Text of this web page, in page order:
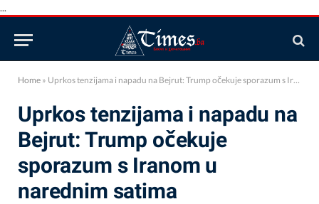
...
Home » Uprkos tenzijama i napadu na Bejrut: Trump očekuje sporazum s Iranom u narednim satima
Uprkos tenzijama i napadu na
Bejrut: Trump očekuje
sporazum s Iranom u
narednim satima